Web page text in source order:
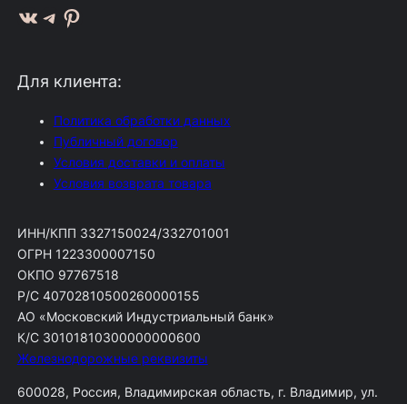
ВКонтакте Telegram Pinterest
Для клиента:
Политика обработки данных
Публичный договор
Условия доставки и оплаты
Условия возврата товара
ИНН/КПП 3327150024/332701001
ОГРН 1223300007150
ОКПО 97767518
Р/С 40702810500260000155
АО «Московский Индустриальный банк»
К/С 30101810300000000600
Железнодорожные реквизиты
600028, Россия, Владимирская область, г. Владимир, ул.